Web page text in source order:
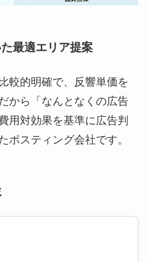
最適エリア提案
較的明確で、反響単価を
から「なんとなくの広告
用対効果を基準に広告判
ポスティング会社です。